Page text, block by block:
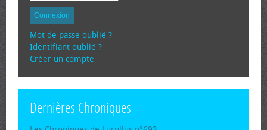
Connexion
Mot de passe oublié ?
Identifiant oublié ?
Créer un compte
Dernières Chroniques